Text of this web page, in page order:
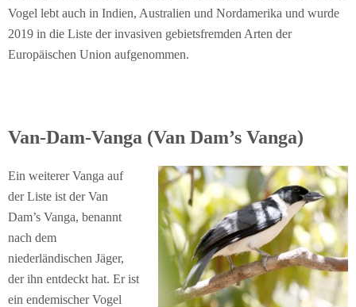
Vogel lebt auch in Indien, Australien und Nordamerika und wurde
2019 in die Liste der invasiven gebietsfremden Arten der
Europäischen Union aufgenommen.
Van-Dam-Vanga (Van Dam’s Vanga)
Ein weiterer Vanga auf
der Liste ist der Van
Dam’s Vanga, benannt
nach dem
niederländischen Jäger,
der ihn entdeckt hat. Er ist
ein endemischer Vogel